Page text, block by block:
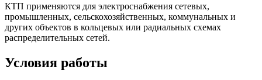
КТП применяются для электроснабжения сетевых,
промышленных, сельскохозяйственных, коммунальных и
других объектов в кольцевых или радиальных схемах
распределительных сетей.
Условия работы